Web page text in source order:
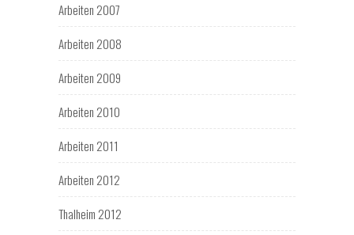
Arbeiten 2007
Arbeiten 2008
Arbeiten 2009
Arbeiten 2010
Arbeiten 2011
Arbeiten 2012
Thalheim 2012